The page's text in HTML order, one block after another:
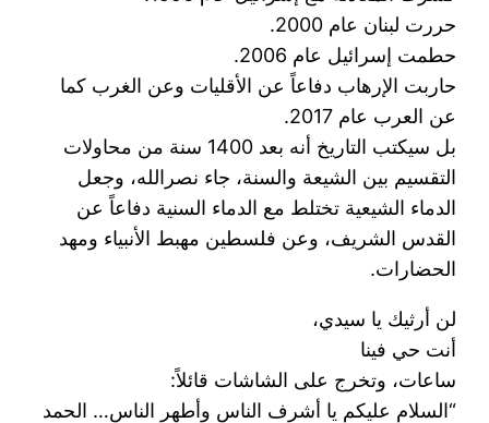
حررت لبنان عام 2000.
حطمت إسرائيل عام 2006.
حاربت الإرهاب دفاعاً عن الأقليات وعن الغرب كما
عن العرب عام 2017.
بل سيكتب التاريخ أنه بعد 1400 سنة من محاولات
التقسيم بين الشيعة والسنة، جاء نصرالله، وجعل
الدماء الشيعية تختلط مع الدماء السنية دفاعاً عن
القدس الشريف، وعن فلسطين مهبط الأنبياء ومهد
الحضارات.
لن أرثيك يا سيدي،
أنت حي فينا
ساعات، وتخرج على الشاشات قائلاً:
“السلام عليكم يا أشرف الناس وأطهر الناس… الحمد